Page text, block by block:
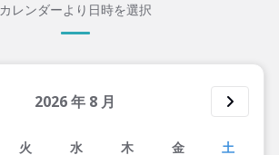
カレンダーより日時を選択
2026年 8 月
火 水 木 金 土